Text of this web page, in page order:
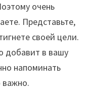
очень
Представьте,
своей цели.
добавит в вашу
напоминать
важно.